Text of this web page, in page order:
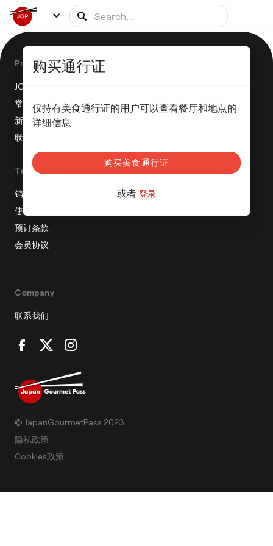
购买通行证
仅持有美食通行证的用户可以查看餐厅和地点的
详细信息
购买美食通行证
或者 登录
Product
JGP 是如何运作的呢？
常见问题
新闻发布
联盟计划
Terms
销售条款
使用条款
预订条款
会员协议
Company
联系我们
© JapanGourmetPass 2023
隐私政策
Cookies政策